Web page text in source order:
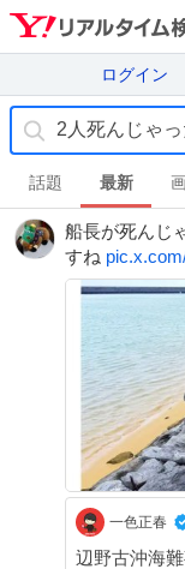
ログイン
話題 最新
船長が死んじ
すね
一色正春
辺野古沖海難事件 要約すると 学校と